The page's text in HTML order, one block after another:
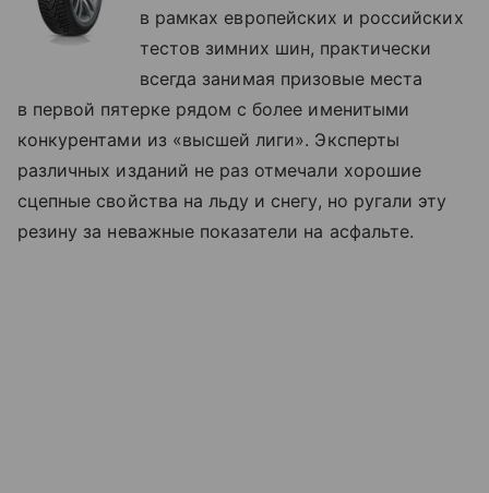
в рамках европейских и российских
тестов зимних шин, практически
всегда занимая призовые места
в первой пятерке рядом с более именитыми
конкурентами из «высшей лиги». Эксперты
различных изданий не раз отмечали хорошие
сцепные свойства на льду и снегу, но ругали эту
резину за неважные показатели на асфальте.